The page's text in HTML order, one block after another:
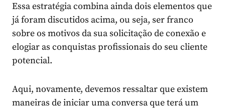
Essa estratégia combina ainda dois elementos que
já foram discutidos acima, ou seja, ser franco
sobre os motivos da sua solicitação de conexão e
elogiar as conquistas profissionais do seu cliente
potencial.
Aqui, novamente, devemos ressaltar que existem
maneiras de iniciar uma conversa que terá um